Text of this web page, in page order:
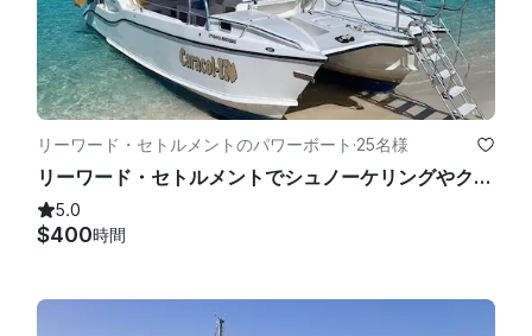
リーワード・セトルメントのパワーボート ·25名様
リーワード・セトルメントでシュノーケリングやクルーズを楽しみましょう
5.0
$400時間